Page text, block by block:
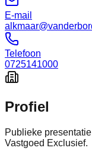
E-mail
Telefoon
0725141000
Profiel
Publieke
Vastgoed Exclusief.